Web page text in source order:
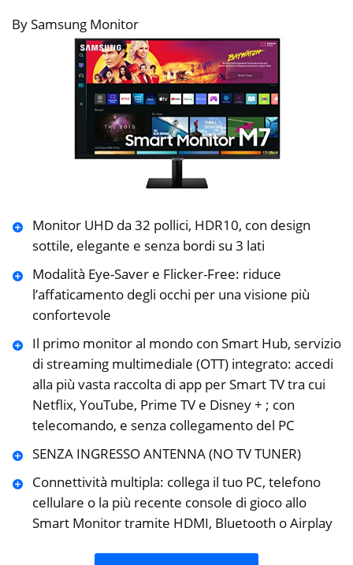
By Samsung Monitor
Monitor UHD da 32 pollici, HDR10, con design
sottile, elegante e senza bordi su 3 lati
Modalità Eye-Saver e Flicker-Free: riduce
l’affaticamento degli occhi per una visione più
confortevole
Il primo monitor al mondo con Smart Hub, servizio
di streaming multimediale (OTT) integrato: accedi
alla più vasta raccolta di app per Smart TV tra cui
Netflix, YouTube, Prime TV e Disney + ; con
telecomando, e senza collegamento del PC
SENZA INGRESSO ANTENNA (NO TV TUNER)
Connettività multipla: collega il tuo PC, telefono
cellulare o la più recente console di gioco allo
Smart Monitor tramite HDMI, Bluetooth o Airplay